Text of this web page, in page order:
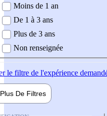
demandée
Moins de 1 an
De 1 à 3 ans
Plus de 3 ans
Non renseignée
le filtre de l'expérience
Plus De Filtres